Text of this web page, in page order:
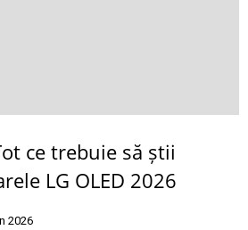
ce trebuie să știi
LG OLED 2026
2026